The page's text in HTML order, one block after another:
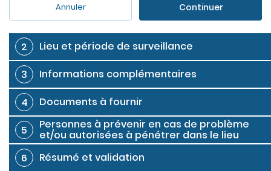
Annuler Continuer
2 Lieu et période de surveillance
3 Informations complémentaires
4 Documents à fournir
5 Personnes à prévenir en cas de problème
et/ou autorisées à pénétrer dans le lieu
6
Résumé et validation